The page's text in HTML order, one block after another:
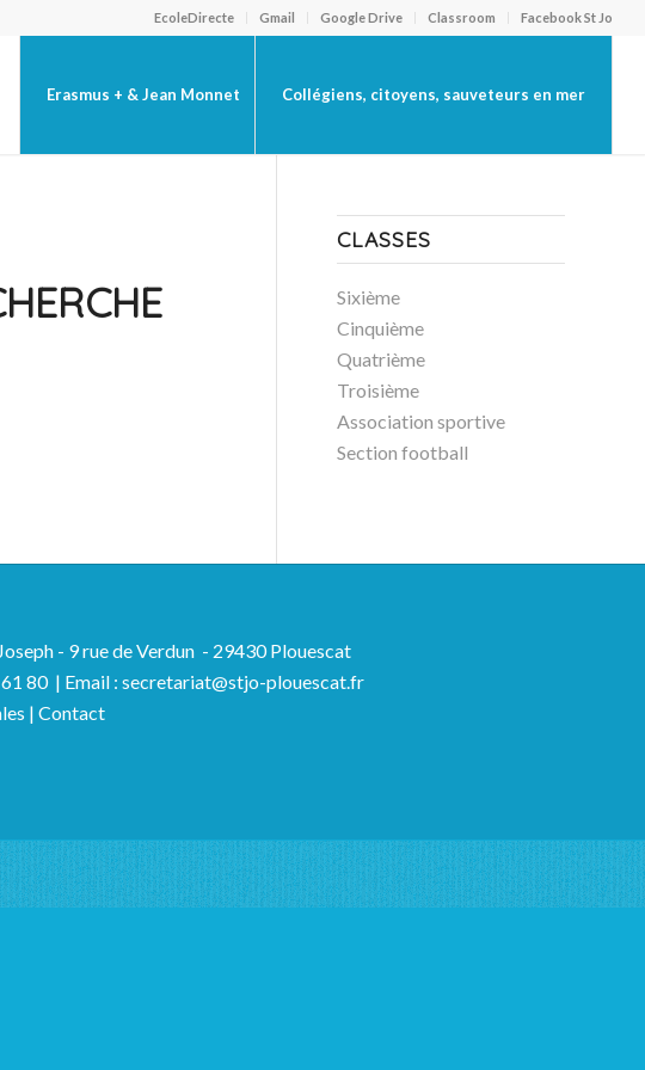
EcoleDirecte Gmail Google Drive Classroom Facebook St Jo
Erasmus + & Jean Monnet Collégiens, citoyens, sauveteurs en mer
CLASSES
Sixième
Cinquième
Quatrième
Troisième
Association sportive
Section football
- 9 rue de Verdun - 29430 Plouescat
61 80 | Email : secretariat@stjo-plouescat.fr
|Contact